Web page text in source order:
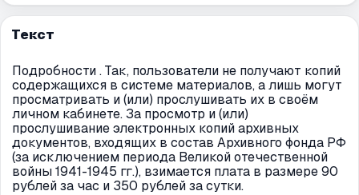
Текст
Подробности . Так, пользователи не получают копий
содержащихся в системе материалов, а лишь могут
просматривать и (или) прослушивать их в своём
личном кабинете. За просмотр и (или)
прослушивание электронных копий архивных
документов, входящих в состав Архивного фонда РФ
(за исключением периода Великой отечественной
войны 1941-1945 гг.), взимается плата в размере 90
рублей за час и 350 рублей за сутки.